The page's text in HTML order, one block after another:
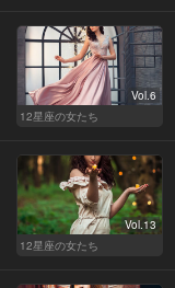
Vol.6
12星座の女たち
Vol.13
12星座の女たち